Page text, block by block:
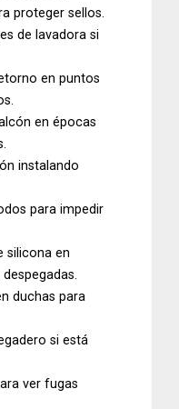
proteger sellos.
de lavadora si
en puntos
en épocas
instalando
para impedir
silicona en
duchas para
si está
ver fugas